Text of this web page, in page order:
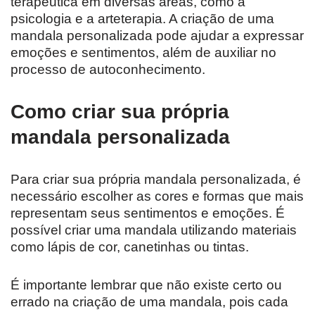
psicologia e a arteterapia. A criação de uma
mandala personalizada pode ajudar a expressar
emoções e sentimentos, além de auxiliar no
processo de autoconhecimento.
Como criar sua própria
mandala personalizada
Para criar sua própria mandala personalizada, é
necessário escolher as cores e formas que mais
representam seus sentimentos e emoções. É
possível criar uma mandala utilizando materiais
como lápis de cor, canetinhas ou tintas.
É importante lembrar que não existe certo ou
errado na criação de uma mandala, pois cada